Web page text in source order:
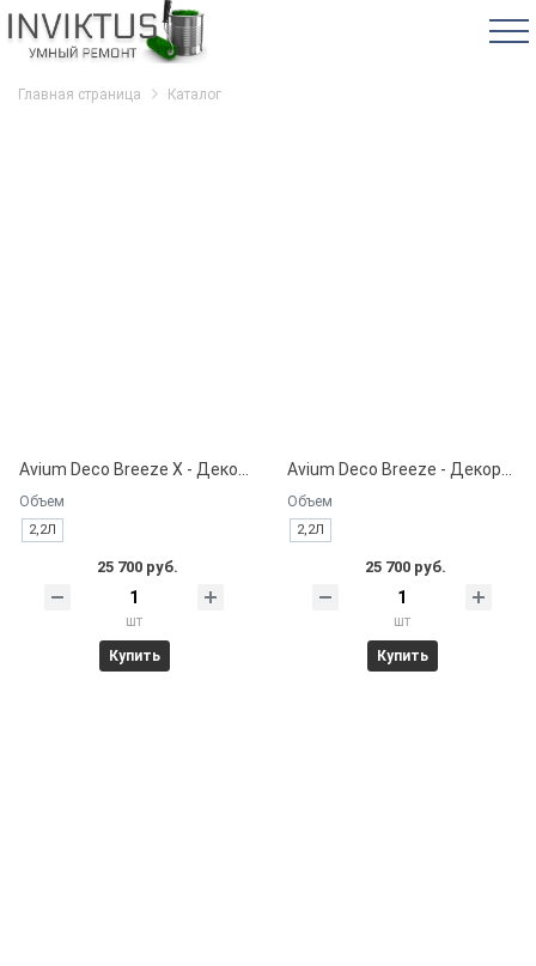
Главная страница Каталог
Объем
2,2Л
25 700 руб.
шт
Купить
Объем
2,2Л
25 700 руб.
шт
Купить